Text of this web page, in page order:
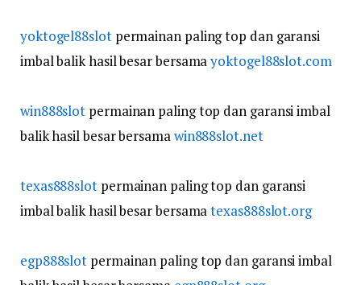
yoktogel88slotpermainan paling top dan garansi
imbal balik hasil besar bersamayoktogel88slot.com
win888slot permainan paling top dan garansi imbal
balik hasil besar bersamawin888slot.net
texas888slotpermainan paling top dan garansi
imbal balik hasil besar bersamatexas888slot.org
egp888slot permainan paling top dan garansi imbal